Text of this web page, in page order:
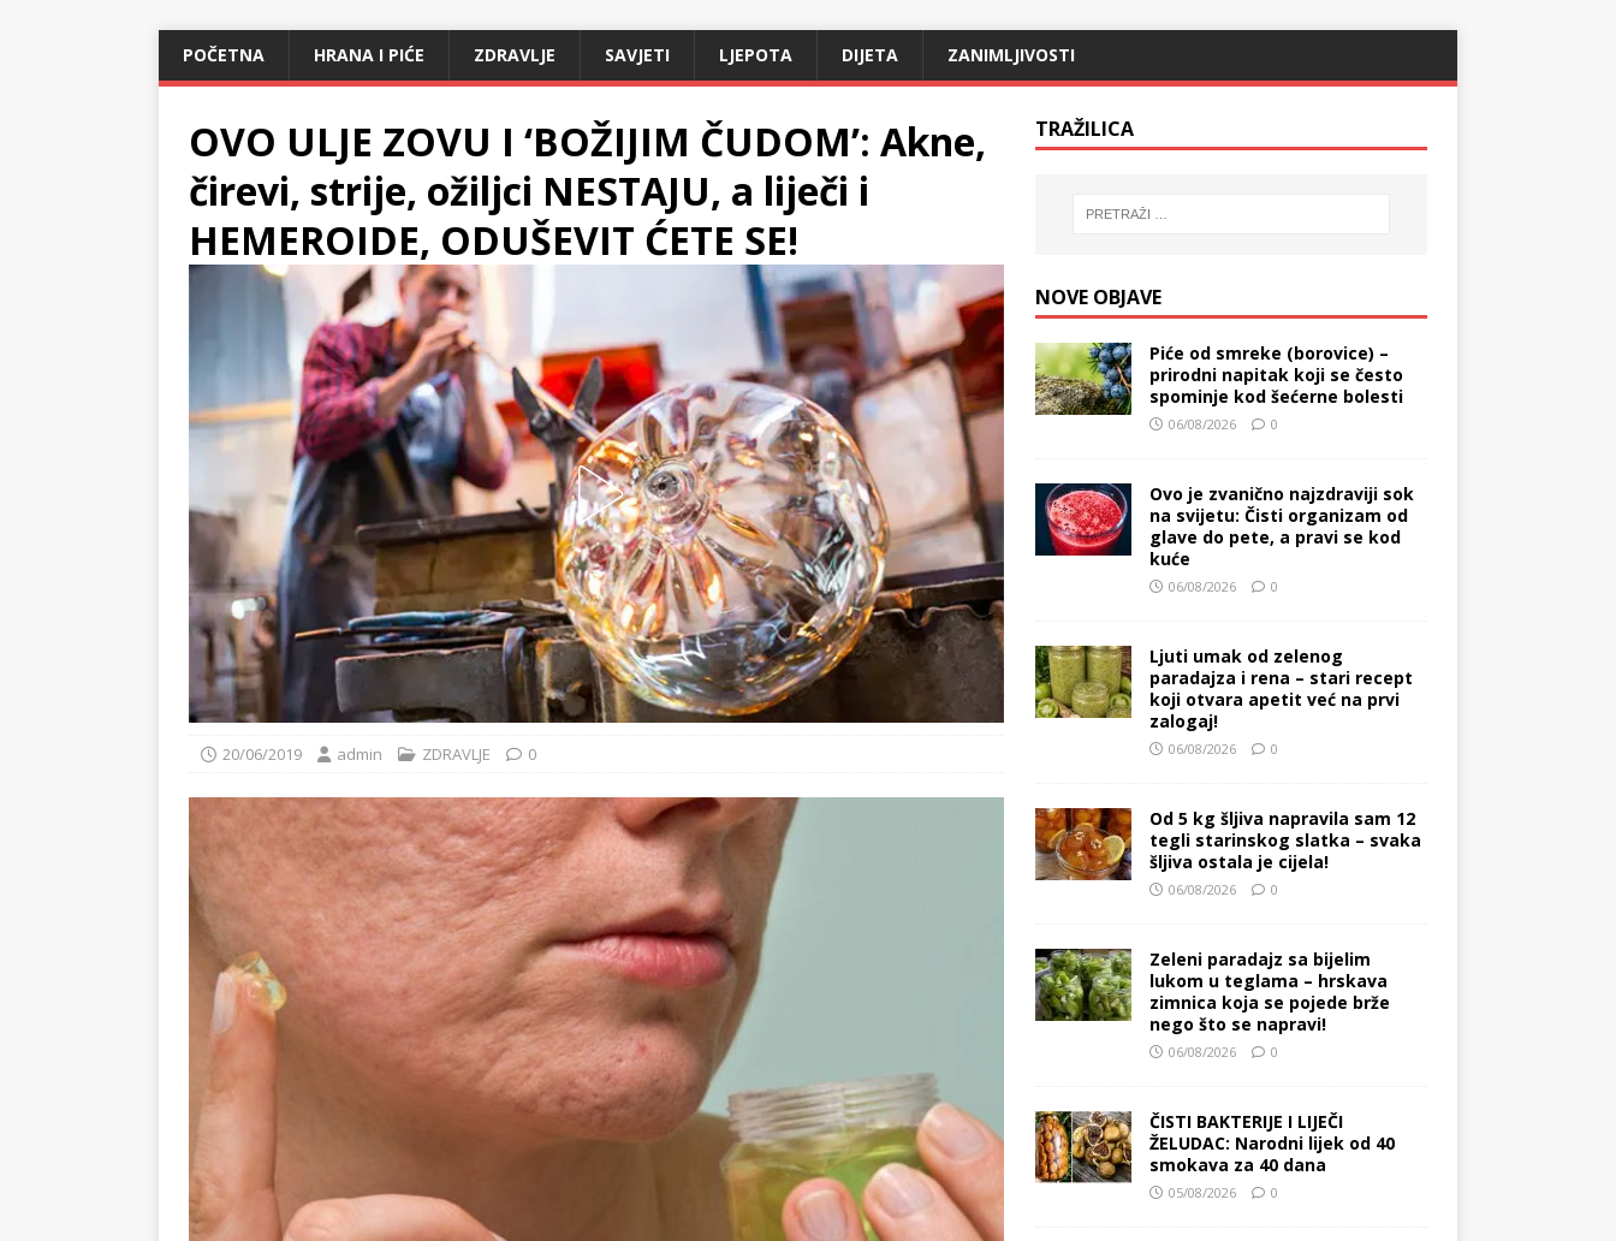
POČETNA HRANA I PIĆE ZDRAVLJE SAVJETI LJEPOTA DIJETA ZANIMLJIVOSTI
OVO ULJE ZOVU I ‘BOŽIJIM ČUDOM’: Akne,
čirevi, strije, ožiljci NESTAJU, a liječi i
HEMEROIDE, ODUŠEVIT ĆETE SE!
20/06/2019 admin ZDRAVLJE 0
TRAŽILICA
NOVE OBJAVE
Piće od smreke (borovice) –
prirodni napitak koji se često
spominje kod šećerne bolesti
06/08/2026 0
Ovo je zvanično najzdraviji sok
na svijetu: Čisti organizam od
glave do pete, a pravi se kod
kuće
06/08/2026 0
Ljuti umak od zelenog
paradajza i rena – stari recept
koji otvara apetit već na prvi
zalogaj!
06/08/2026 0
Od 5 kg šljiva napravila sam 12
tegli starinskog slatka – svaka
šljiva ostala je cijela!
06/08/2026 0
Zeleni paradajz sa bijelim
lukom u teglama – hrskava
zimnica koja se pojede brže
nego što se napravi!
06/08/2026 0
ČISTI BAKTERIJE I LIJEČI
ŽELUDAC: Narodni lijek od 40
smokava za 40 dana
05/08/2026 0